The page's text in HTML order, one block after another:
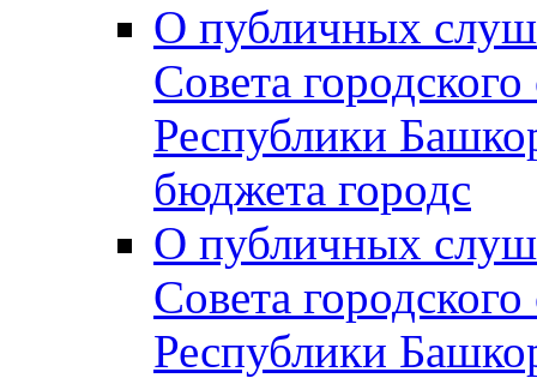
О публичных
Совета
Республики
бюджета городс
О публичных
Совета
Республики